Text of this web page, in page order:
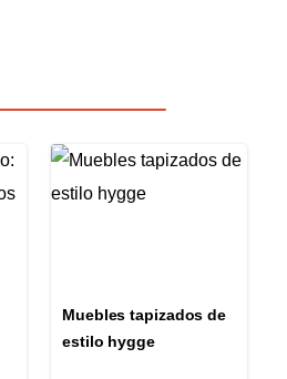
Muebles tapizados de
estilo hygge